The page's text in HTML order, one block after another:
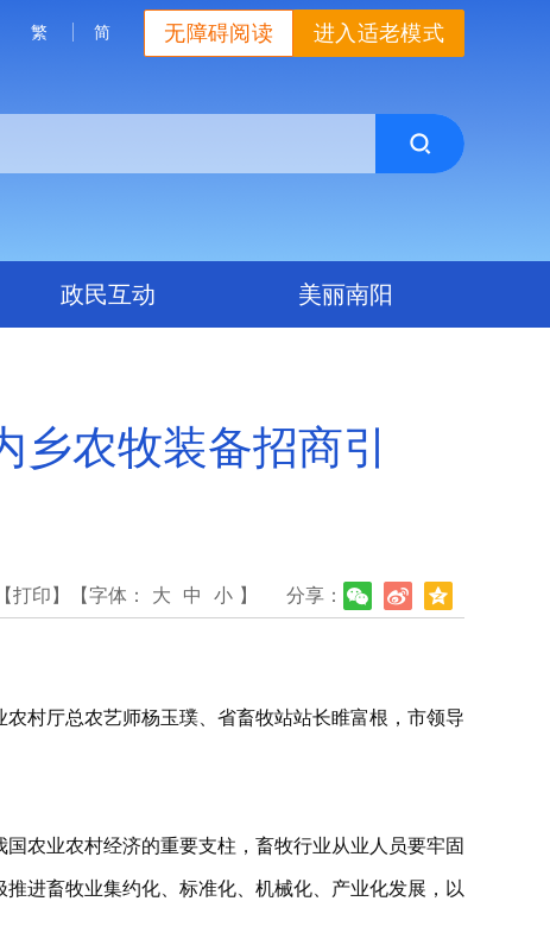
进入适老模式
无障碍阅读
繁 简
政民互动 美丽南阳
农牧装备招商引
分享：
【打印】 【字体： 大 中 小 】
村厅总农艺师杨玉璞、省畜牧站站长睢富根，市领导
农业农村经济的重要支柱，畜牧行业从业人员要牢固
进畜牧业集约化、标准化、机械化、产业化发展，以